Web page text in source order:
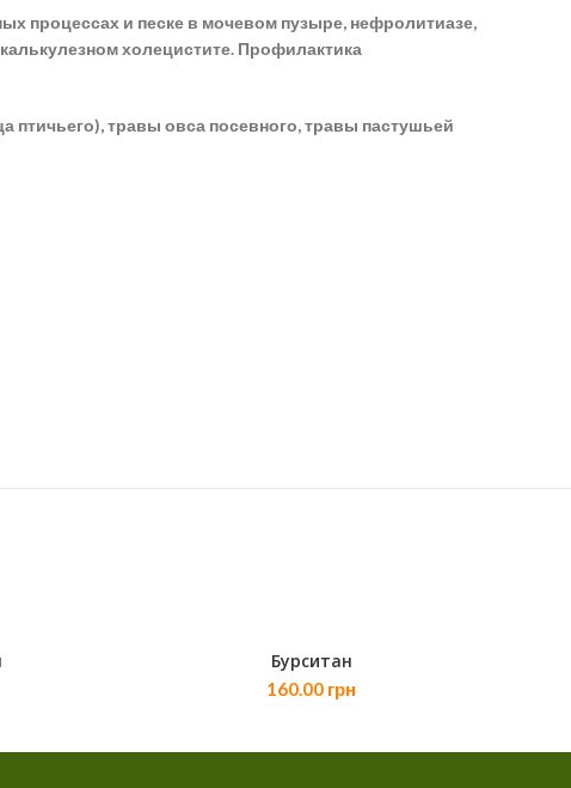
процессах и песке в мочевом пузыре, нефролитиазе,
холецистите. Профилактика
травы овса посевного, травы пастушьей
В КОРЗИНУ
Бурситан
160.00 грн